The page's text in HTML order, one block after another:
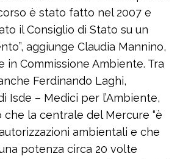
è stato fatto nel 2007 e
il Consiglio di Stato su un
aggiunge Claudia Mannino,
in Commissione Ambiente. Tra
Ferdinando Laghi,
Isde – Medici per l’Ambiente,
la centrale del Mercure “è
ambientali e che
potenza circa 20 volte